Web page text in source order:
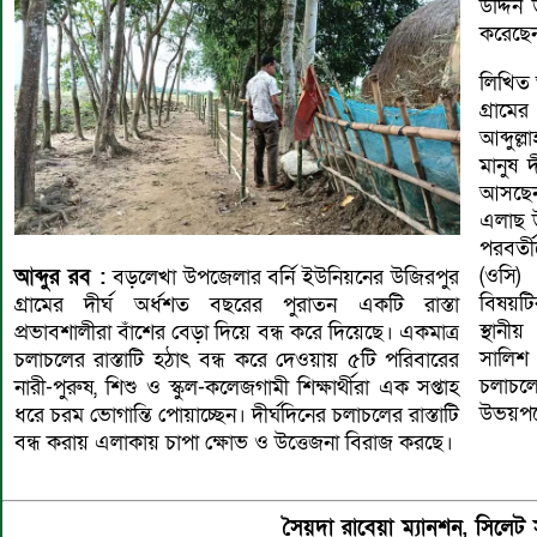
আব্দুররব : বড়লেখা উপজেলার বর্নি ইউনিয়নের উজিরপুর
গ্রামের দীর্ঘ অর্ধশত বছরের পুরাতন একটি রাস্তা
প্রভাবশালীরা বাঁশের বেড়া দিয়ে বন্ধ করে দিয়েছে। একমাত্র
চলাচলের রাস্তাটি হঠাৎ বন্ধ করে দেওয়ায় ৫টি পরিবারের
নারী-পুরুষ, শিশু ও স্কুল-কলেজগামী শিক্ষার্থীরা এক সপ্তাহ
ধরে চরম ভোগান্তি পোয়াচ্ছেন। দীর্ঘদিনের চলাচলের রাস্তাটি
বন্ধ করায় এলাকায় চাপা ক্ষোভ ও উত্তেজনা বিরাজ করছে।
উদ্দিন
লিখিত
মানুষ
এলাছ
(ওসি)
সৈয়দা রাবেয়া ম্যানশন,